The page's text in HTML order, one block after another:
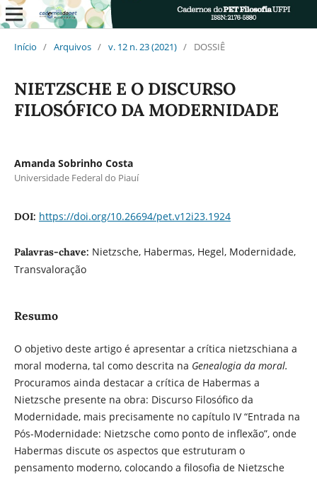
Início / Arquivos / v. 12 n. 23 (2021) / DOSSIÊ
NIETZSCHE E O DISCURSO
FILOSÓFICO DA MODERNIDADE
Amanda Sobrinho Costa
Universidade Federal do Piauí
DOI: https://doi.org/10.26694/pet.v12i23.1924
Palavras-chave: Nietzsche, Habermas, Hegel, Modernidade,
Transvaloração
Resumo
O objetivo deste artigo é apresentar a crítica nietzschiana a
moral moderna, tal como descrita na Genealogia da moral.
Procuramos ainda destacar a crítica de Habermas a
Nietzsche presente na obra: Discurso Filosófico da
Modernidade, mais precisamente no capítulo IV “Entrada na
Pós-Modernidade: Nietzsche como ponto de inflexão”, onde
Habermas discute os aspectos que estruturam o
pensamento moderno, colocando a filosofia de Nietzsche